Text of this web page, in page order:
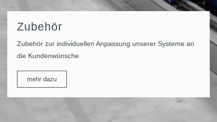
Zubehör
Zubehör zur individuellen Anpassung unserer Systeme an
die Kundenwünsche
mehr dazu